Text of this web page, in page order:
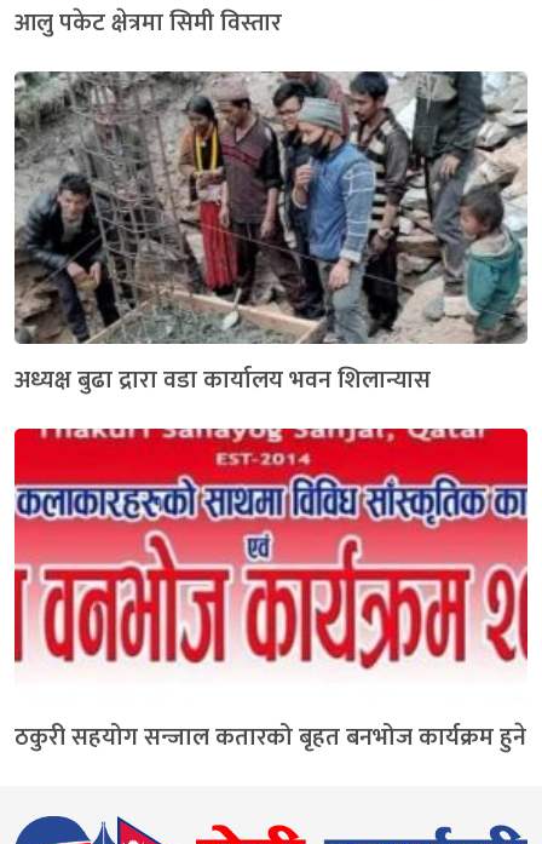
आलु पकेट क्षेत्रमा सिमी विस्तार
अध्यक्ष बुढा द्रारा वडा कार्यालय भवन शिलान्यास
ठकुरी सहयोग सन्जाल कतारको बृहत बनभोज कार्यक्रम हुने